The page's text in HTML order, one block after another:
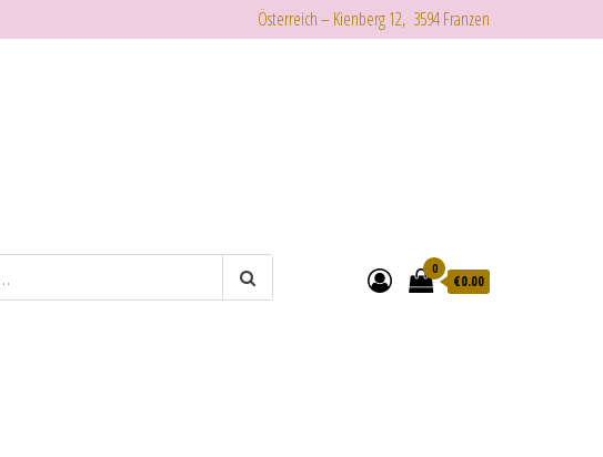
Österreich – Kienberg 12, 3594 Franzen
0
€0.00